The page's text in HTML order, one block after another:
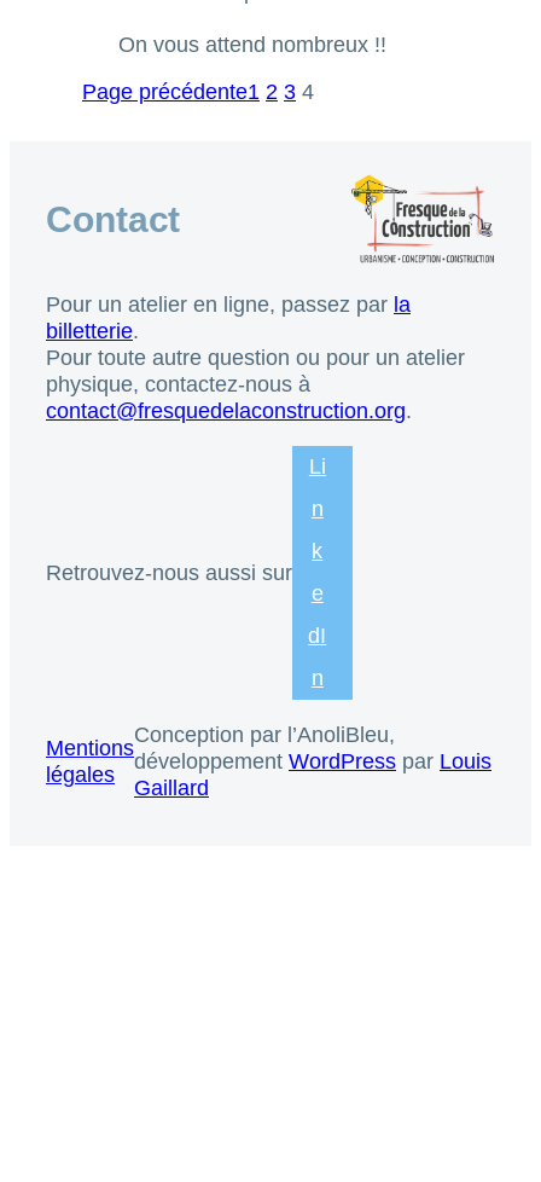
On vous attend nombreux !!
Page précédente1 2 3 4
Contact
Pour un atelier en ligne, passez par la
billetterie.
Pour toute autre question ou pour un atelier
physique, contactez-nous à
contact@fresquedelaconstruction.org.
Retrouvez-nous aussi sur
Li
n
k
e
dI
n
Mentions
légales
Conception par l’AnoliBleu,
développement WordPress par Louis
Gaillard